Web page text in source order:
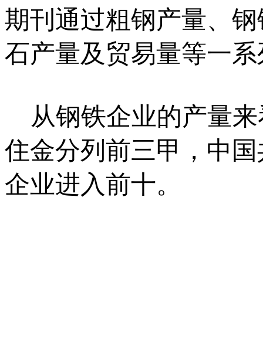
期刊通过粗钢产量、
石产量及贸易量等一
从钢铁企业的产量来
住金分列前三甲，中
企业进入前十。